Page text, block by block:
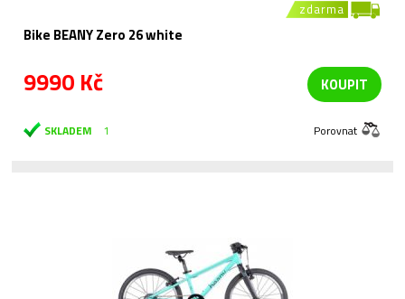
zdarma
Bike BEANY Zero 26 white
9990 Kč KOUPIT
SKLADEM 1 Porovnat